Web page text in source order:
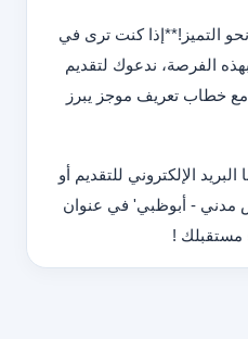
التميز!**إذا كنت ترى في
الفرصة، ندعوك لتقديم
مع خطاب تعريف موجز يبرز
الإلكتروني للتقديم أو
مدني - أبوظبي' في عنوان
مستقبلك !